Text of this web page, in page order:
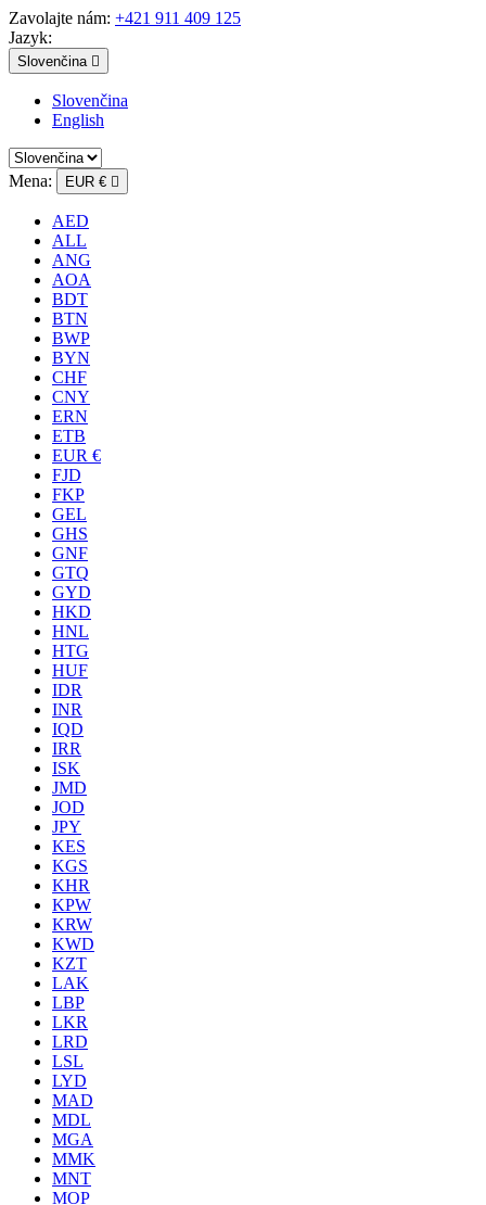
Zavolajte nám: +421 911 409 125
Jazyk:
Slovenčina 
Slovenčina
English
Mena: EUR € 
AED
ALL
ANG
AOA
BDT
BTN
BWP
BYN
CHF
CNY
ERN
ETB
EUR €
FJD
FKP
GEL
GHS
GNF
GTQ
GYD
HKD
HNL
HTG
HUF
IDR
INR
IQD
IRR
ISK
JMD
JOD
JPY
KES
KGS
KHR
KPW
KRW
KWD
KZT
LAK
LBP
LKR
LRD
LSL
LYD
MAD
MDL
MGA
MMK
MNT
MOP